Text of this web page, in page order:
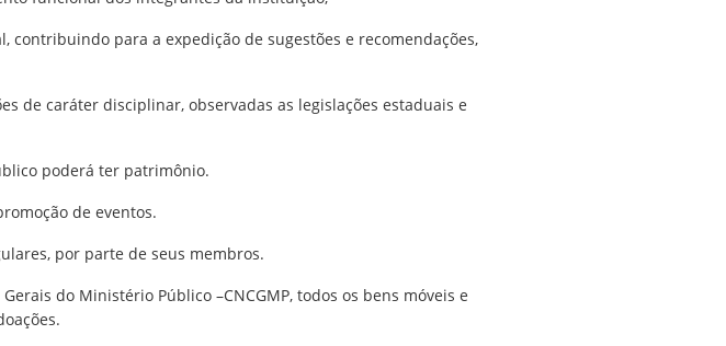
para a expedição de sugestões e recomendações,
de caráter disciplinar, observadas as legislações estaduais e
poderá ter patrimônio.
de eventos.
por parte de seus membros.
do Ministério Público –CNCGMP, todos os bens móveis e